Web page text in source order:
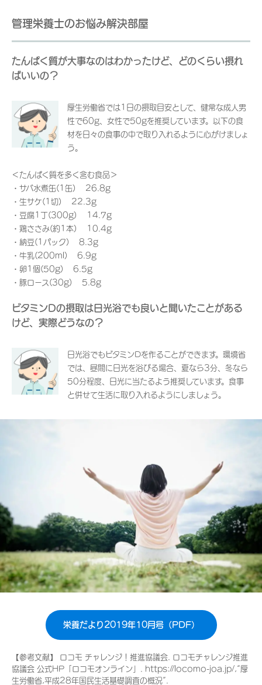
管理栄養士のお悩み解決部屋
たんぱく質が大事なのはわかったけど、どのくらい摂れ
ばいいの？
厚生労働省では1日の摂取目安として、健常な成人男
性で60g、女性で50gを推奨しています。以下の食
材を日々の食事の中で取り入れるように心がけましょ
う。
＜たんぱく質を多く含む食品＞
・サバ水煮缶(1缶) 26.8g
・生サケ(1切) 22.3g
・豆腐1丁(300g) 14.7g
・鶏ささみ(約1本) 10.4g
・納豆(1パック) 8.3g
・牛乳(200ml) 6.9g
・卵1個(50g) 6.5g
・豚ロース(30g) 5.8g
ビタミンDの摂取は日光浴でも良いと聞いたことがある
けど、実際どうなの？
日光浴でもビタミンDを作ることができます。環境省
では、昼間に日光を浴びる場合、夏なら3分、冬なら
50分程度、日光に当たるよう推奨しています。食事
と併せて生活に取り入れるようにしましょう。
栄養だより2019年10月号（PDF）
【参考文献】 ロコモ チャレンジ！推進協議会. ロコモチャレンジ推進
協議会 公式HP「ロコモオンライン」. https://locomo-joa.jp/,“厚
生労働省,平成28年国民生活基礎調査の概況”.